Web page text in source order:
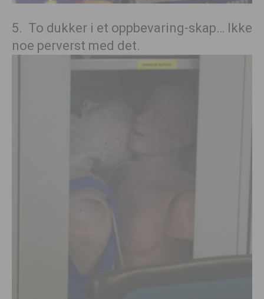
5. To dukker i et oppbevaring-skap… Ikke
noe perverst med det.